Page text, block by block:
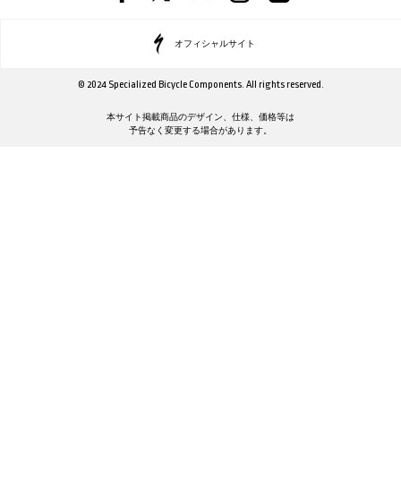
オフィシャルサイト
© 2024 Specialized Bicycle Components. All rights reserved.
本サイト掲載商品のデザイン、仕様、価格等は
予告なく変更する場合があります。